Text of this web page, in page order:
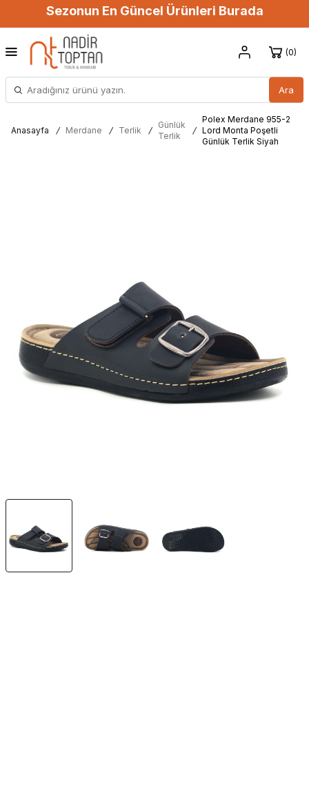
Sezonun En Güncel Ürünleri Burada
Ara
0
Anasayfa / Merdane / Terlik /
Günlük
Terlik
/
Polex Merdane 955-2
Lord Monta Poşetli
Günlük Terlik Siyah